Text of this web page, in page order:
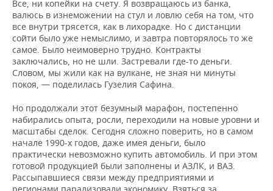
Все, ни копейки на счету. Я возвращаюсь из банка,
валюсь в изнеможении на стул и ловлю себя на том, что
все внутри трясется, как в лихорадке. Но с дистанции
сойти было уже немыслимо, и завтра повторялось то же
самое. Было неимоверно трудно. Контракты
заключались, но не шли. Застревали где-то деньги.
Словом, мы жили как на вулкане, не зная ни минуты
покоя, — поделилась Гузелия Сафина.
Но продолжали этот безумный марафон, постепенно
набирались опыта, росли, переходили на новые уровни и
масштабы сделок. Сегодня сложно поверить, но в самом
начале 1990-х годов, даже имея деньги, было
практически невозможно купить автомобиль. И при этом
готовой продукцией были заполнены и АЗЛК, и ВАЗ.
Рассыпавшиеся связи между предприятиями и
регионами парализовали экономику. Взяться за